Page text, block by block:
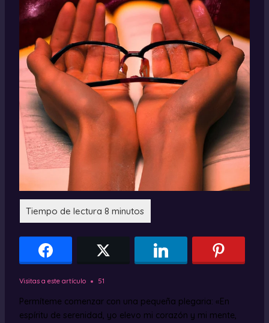
Visitas a este artículo 51
Permíteme comenzar con una pequeña plegaria: «En
espíritu de serenidad, yo elevo mi corazón y mi mente,